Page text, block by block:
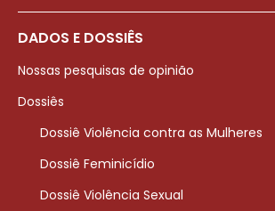
DADOS E DOSSIÊS
Nossas pesquisas de opinião
Dossiês
Dossiê Violência contra as Mulheres
Dossiê Feminicídio
Dossiê Violência Sexual